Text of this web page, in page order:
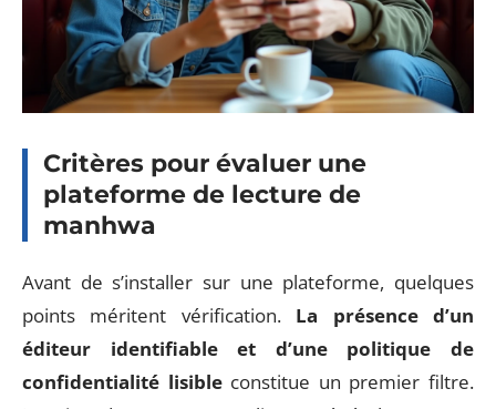
Critères pour évaluer une
plateforme de lecture de
manhwa
Avant de s’installer sur une plateforme, quelques
points méritent vérification. La présence d’un
éditeur identifiable et d’une politique de
confidentialité lisibleconstitue un premier filtre.